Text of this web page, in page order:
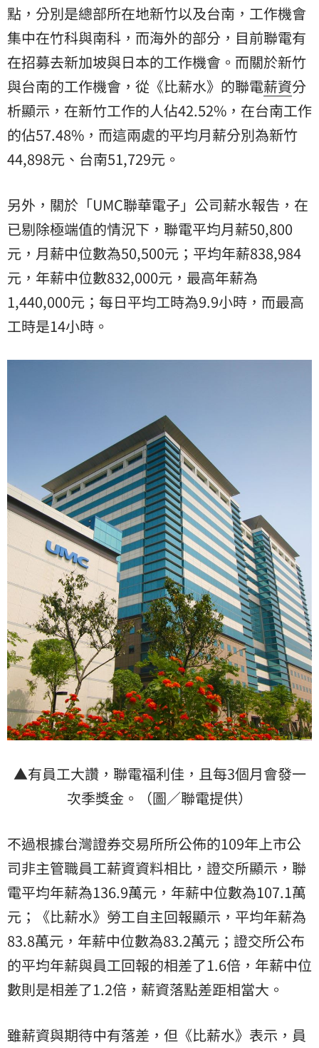
點，分別是總部所在地新竹以及台南，工作機會
集中在竹科與南科，而海外的部分，目前聯電有
在招募去新加坡與日本的工作機會。而關於新竹
與台南的工作機會，從《比薪水》的聯電薪資分
析顯示，在新竹工作的人佔42.52%，在台南工作
的佔57.48%，而這兩處的平均月薪分別為新竹
44,898元、台南51,729元。
另外，關於「UMC聯華電子」公司薪水報告，在
已剔除極端值的情況下，聯電平均月薪50,800
元，月薪中位數為50,500元；平均年薪838,984
元，年薪中位數832,000元，最高年薪為
1,440,000元；每日平均工時為9.9小時，而最高
工時是14小時。
▲有員工大讚，聯電福利佳，且每3個月會發一
次季獎金。（圖／聯電提供）
不過根據台灣證券交易所所公佈的109年上市公
司非主管職員工薪資資料相比，證交所顯示，聯
電平均年薪為136.9萬元，年薪中位數為107.1萬
元；《比薪水》勞工自主回報顯示，平均年薪為
83.8萬元，年薪中位數為83.2萬元；證交所公布
的平均年薪與員工回報的相差了1.6倍，年薪中位
數則是相差了1.2倍，薪資落點差距相當大。
雖薪資與期待中有落差，但《比薪水》表示，員